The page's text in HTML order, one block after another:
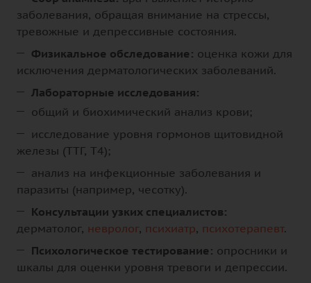
заболевания, обращая внимание на стрессы,
тревожные и депрессивные состояния.
Физикальное обследование: оценка кожи для
исключения дерматологических заболеваний.
Лабораторные исследования:
общий и биохимический анализ крови;
исследование уровня гормонов щитовидной
железы (ТТГ, Т4);
анализ на инфекционные заболевания и
паразиты (например, чесотку).
Консультации узких специалистов:
дерматолог, невролог, психиатр, психотерапевт.
Психологическое тестирование: опросники и
шкалы для оценки уровня тревоги и депрессии.